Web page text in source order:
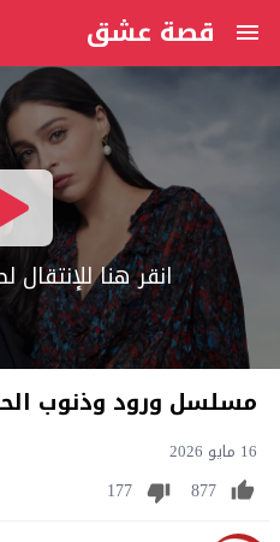
قصة عشق
انقر هنا
مسلسل ورود وذنوب
16 مايو 2026
877
177